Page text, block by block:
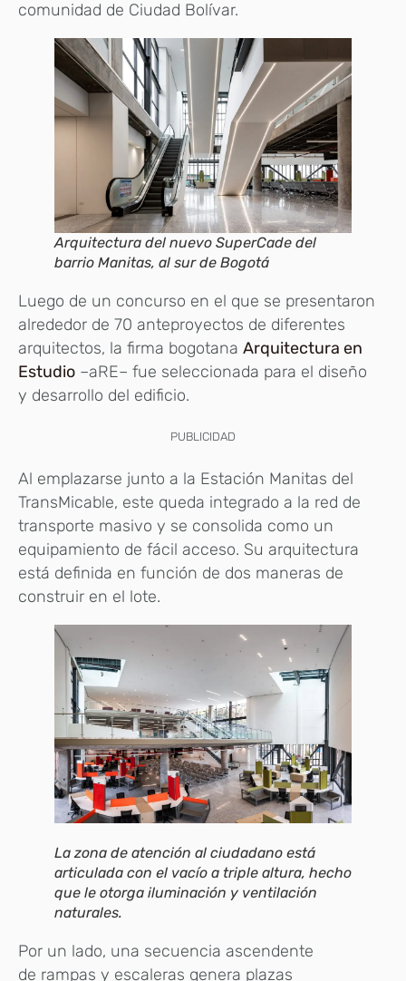
comunidad de Ciudad Bolívar.
Arquitectura del nuevo SuperCade del
barrio Manitas, al sur de Bogotá
Luego de un concurso en el que se presentaron
alrededor de 70 anteproyectos de diferentes
arquitectos, la firma bogotana Arquitectura en
Estudio –aRE– fue seleccionada para el diseño
y desarrollo del edificio.
PUBLICIDAD
Al emplazarse junto a la Estación Manitas del
TransMicable, este queda integrado a la red de
transporte masivo y se consolida como un
equipamiento de fácil acceso. Su arquitectura
está definida en función de dos maneras de
construir en el lote.
La zona de atención al ciudadano está
articulada con el vacío a triple altura, hecho
que le otorga iluminación y ventilación
naturales.
Por un lado, una secuencia ascendente
de rampas y escaleras genera plazas